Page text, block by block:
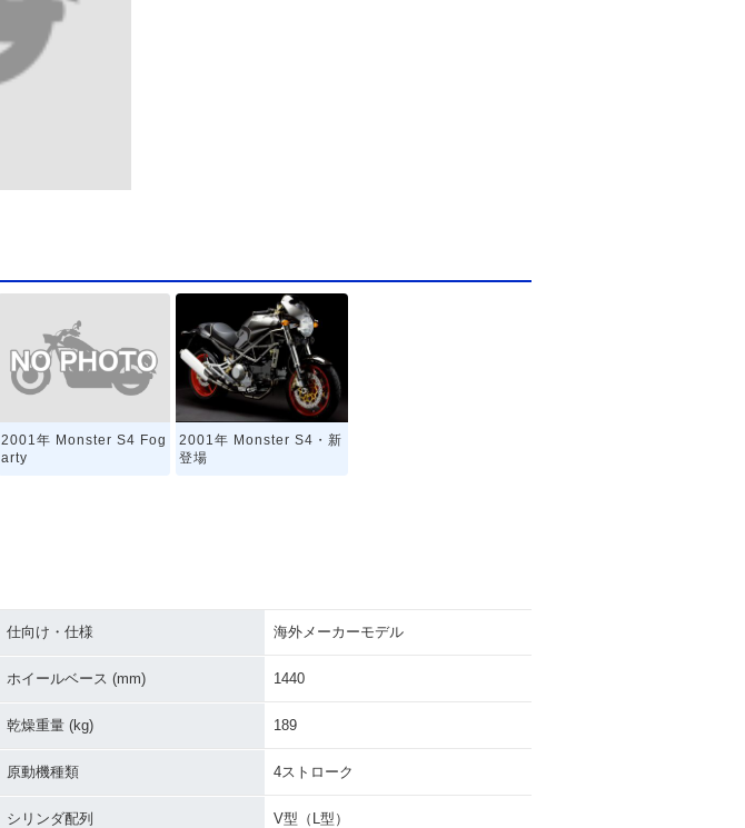
2001年 Monster S4 Fog
arty
2001年 Monster S4・新
登場
仕向け・仕様 海外メーカーモデル
ホイールベース (mm) 1440
乾燥重量 (kg) 189
原動機種類 4ストローク
シリンダ配列 V型（L型）